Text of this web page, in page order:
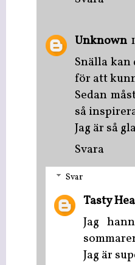
Unknown
Snälla kan
för att
Sedan
så
Jag är så
Svara
Svar
Tasty
Jag
Jag är